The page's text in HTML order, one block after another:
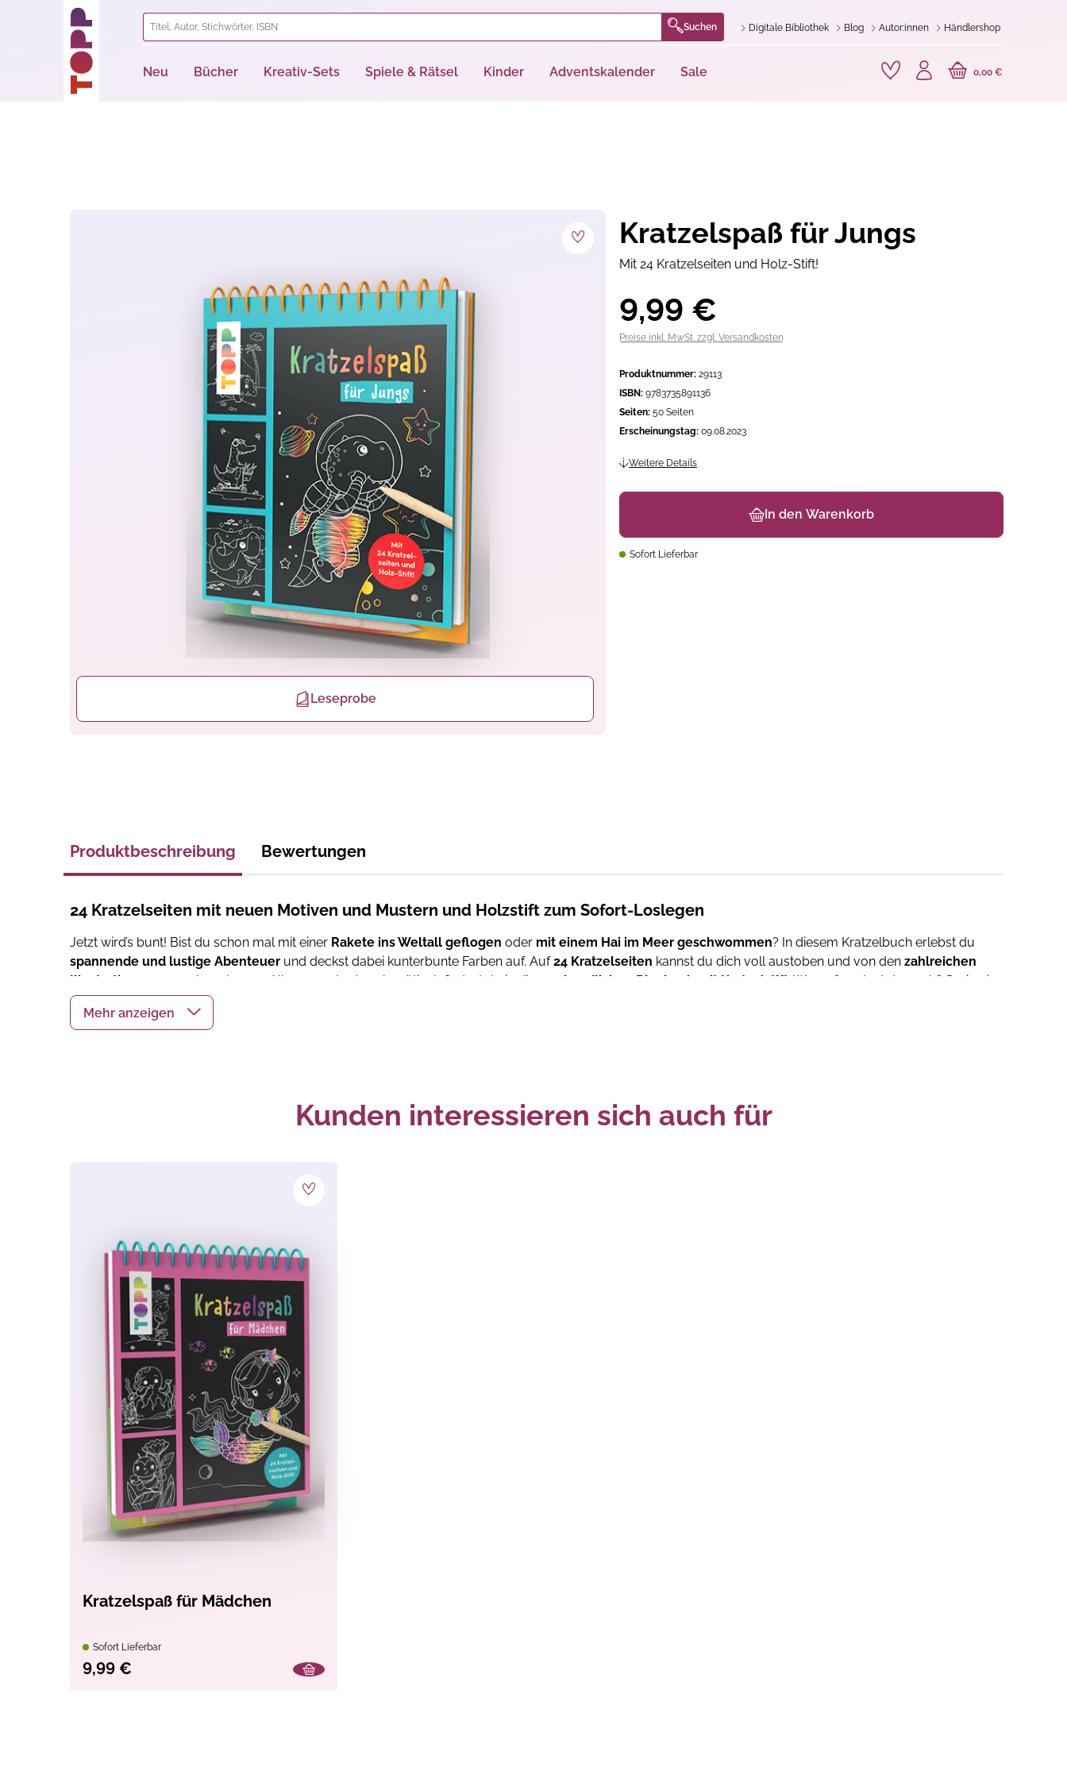
Zur Hauptnavigation springen
Suchen Digitale Bibliothek Blog Autor:innen Händlershop
Neu Bücher Kreativ-Sets Spiele & Rätsel Kinder Adventskalender Sale 0,00 €
Leseprobe
Kratzelspaß für Jungs
Mit 24 Kratzelseiten und Holz-Stift!
9,99 €
Preise inkl. MwSt. zzgl. Versandkosten
Produktnummer: 29113
ISBN: 9783735891136
Seiten: 50 Seiten
Erscheinungstag: 09.08.2023
Weitere Details
In den Warenkorb
Sofort Lieferbar
Produktbeschreibung Bewertungen
24 Kratzelseiten mit neuen Motiven und Mustern und Holzstift zum Sofort-Loslegen
Jetzt wird’s bunt! Bist du schon mal mit einer Rakete ins Weltall geflogen oder mit einem Hai im Meer geschwommen? In diesem Kratzelbuch erlebst du
spannende und lustige Abenteuer und deckst dabei kunterbunte Farben auf. Auf24 Kratzelseiten kannst du dich voll austoben und von den zahlreichen
Illustrationen
verzaubern lassen. Alles, was du dazu benötigst, findest du in diesem handlichen Ringbuch mit Kratzelstift . Worauf wartest du noch? Spring in
dein nächstes Abenteuer!
Warnhinweise:
Achtung! Nicht für Kinder unter 36 Monaten geeignet. Funktionsbedingte scharfe
Kanten und Spitzen. Verletzungsgefahr.
CE-Zeichen
Kunden interessieren sich auch für
Kratzelspaß für Mädchen
Sofort Lieferbar
9,99 €